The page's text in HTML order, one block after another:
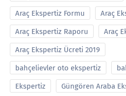
Araç Ekspertiz Formu Araç
Araç Ekspertiz Raporu Araç
Araç Ekspertiz Ücreti 2019
bahçelievler oto ekspertiz
Ekspertiz Güngören Araba